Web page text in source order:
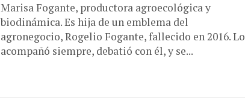
Marisa Fogante, productora agroecológica y
biodinámica. Es hija de un emblema del
agronegocio, Rogelio Fogante, fallecido en 2016. Lo
acompañó siempre, debatió con él, y se...